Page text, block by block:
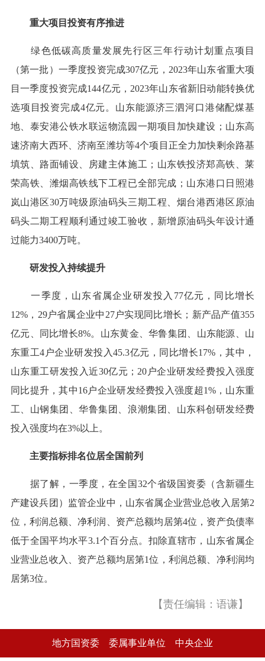
重大项目投资有序推进
绿色低碳高质量发展先行区三年行动计划重点项目
（第一批）一季度投资完成307亿元，2023年山东省重大项
目一季度投资完成144亿元，2023年山东省新旧动能转换优
选项目投资完成4亿元。山东能源济三泗河口港储配煤基
地、泰安港公铁水联运物流园一期项目加快建设；山东高
速济南大西环、济南至潍坊等4个项目正全力加快剩余路基
填筑、路面铺设、房建主体施工；山东铁投济郑高铁、莱
荣高铁、潍烟高铁线下工程已全部完成；山东港口日照港
岚山港区30万吨级原油码头三期工程、烟台港西港区原油
码头二期工程顺利通过竣工验收，新增原油码头年设计通
过能力3400万吨。
研发投入持续提升
一季度，山东省属企业研发投入77亿元，同比增长
12%，29户省属企业中27户实现同比增长；新产品产值355
亿元、同比增长8%。山东黄金、华鲁集团、山东能源、山
东重工4户企业研发投入45.3亿元，同比增长17%，其中，
山东重工研发投入近30亿元；20户企业研发经费投入强度
同比提升，其中16户企业研发经费投入强度超1%，山东重
工、山钢集团、华鲁集团、浪潮集团、山东科创研发经费
投入强度均在3%以上。
主要指标排名位居全国前列
据了解，一季度，在全国32个省级国资委（含新疆生
产建设兵团）监管企业中，山东省属企业营业总收入居第2
位，利润总额、净利润、资产总额均居第4位，资产负债率
低于全国平均水平3.1个百分点。扣除直辖市，山东省属企
业营业总收入、资产总额均居第1位，利润总额、净利润均
居第3位。
【责任编辑：语谦】
地方国资委 委属事业单位 中央企业